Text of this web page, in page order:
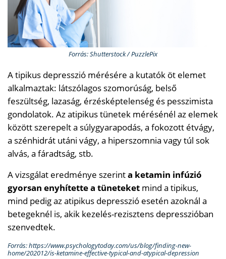
Forrás: Shutterstock / PuzzlePix
A tipikus depresszió mérésére a kutatók öt elemet
alkalmaztak: látszólagos szomorúság, belső
feszültség, lazaság, érzésképtelenség és pesszimista
gondolatok. Az atipikus tünetek mérésénél az elemek
között szerepelt a súlygyarapodás, a fokozott étvágy,
a szénhidrát utáni vágy, a hiperszomnia vagy túl sok
alvás, a fáradtság, stb.
A vizsgálat eredménye szerinta ketamin infúzió
gyorsan enyhítette a tüneteket mind a tipikus,
mind pedig az atipikus depresszió esetén azoknál a
betegeknél is, akik kezelés-rezisztens depresszióban
szenvedtek.
Forrás: https://www.psychologytoday.com/us/blog/finding-new-
home/202012/is-ketamine-effective-typical-and-atypical-depression